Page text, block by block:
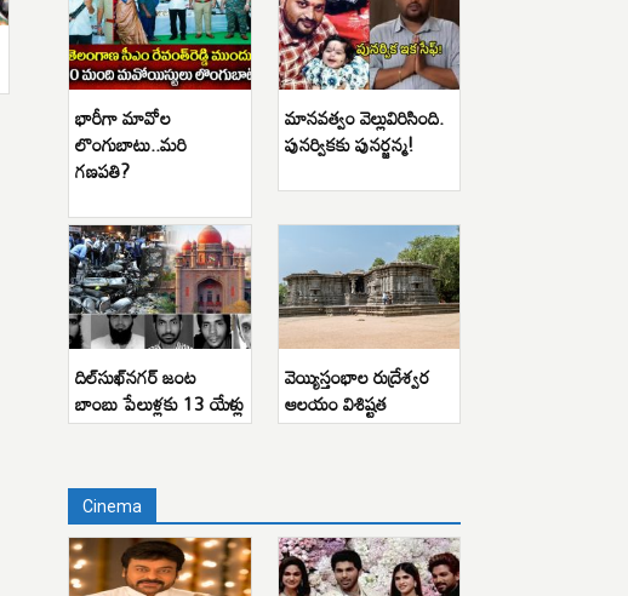
భారీగా మావోల
లొంగుబాటు..మరి
గణపతి?
మానవత్వం వెల్లువిరిసింది.
పునర్వికకు పునర్జన్మ!
దిల్‌సుఖ్‌నగర్ జంట
బాంబు పేలుళ్లకు 13 యేళ్లు
వెయ్యిస్తంభాల రుద్రేశ్వర
ఆలయం విశిష్టత
Cinema